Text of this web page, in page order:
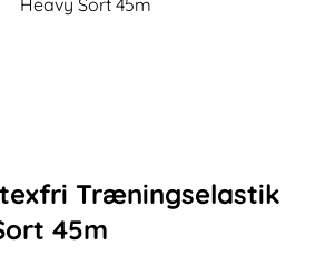
Træningselastik
45m